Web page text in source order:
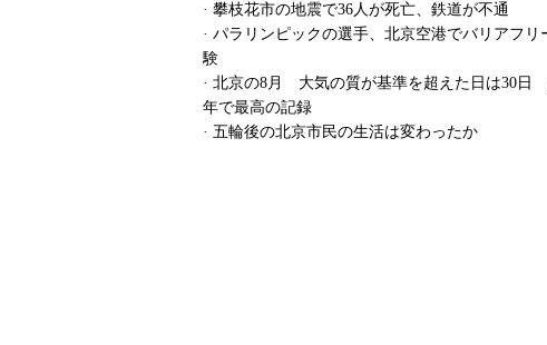
· 攀枝花市の地震で36人が死亡、鉄道が不通
· パラリンピックの選手、北京空港でバリアフリ
験
· 北京の8月 大気の質が基準を超えた日は30日
年で最高の記録
· 五輪後の北京市民の生活は変わったか